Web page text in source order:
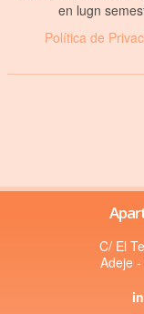
en lugn
Política de
C/ El
Adeje